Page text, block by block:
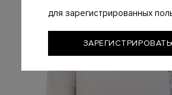
для зарегистрированных